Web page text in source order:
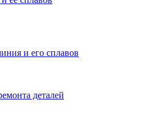
и его сплавов
деталей